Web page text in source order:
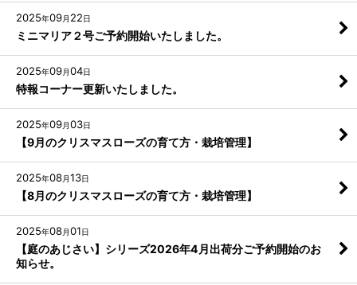
2025年09月 22日
ミニマリア２号ご予約開始いたしました。
2025年09月04日
特報コーナー更新いたしました。
2025年09月03日
【9月のクリスマスローズの育て方・栽培管理】
2025年08月13日
【8月のクリスマスローズの育て方・栽培管理】
2025年08月01日
【庭のあじさい】シリーズ2026年4月出荷分ご予約開始のお
知らせ。